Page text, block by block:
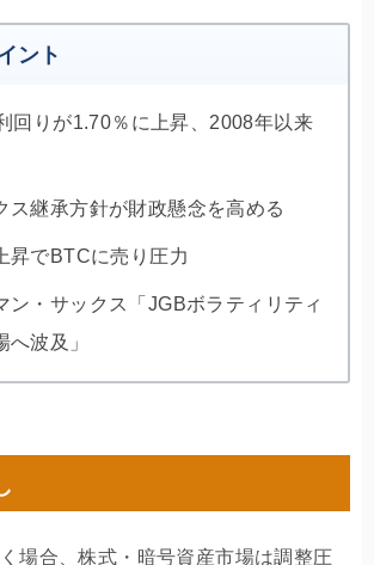
ント
回りが1.70％に上昇、2008年以来
ス継承方針が財政懸念を高める
昇でBTCに売り圧力
ン・サックス「JGBボラティリティ
へ波及」
場合、株式・暗号資産市場は調整圧